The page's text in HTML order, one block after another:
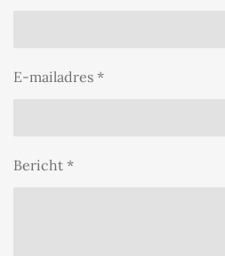
E-mailadres *
Bericht *